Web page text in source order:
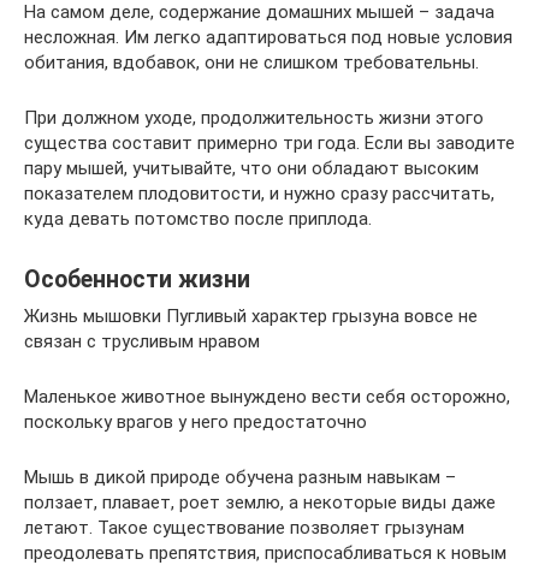
На самом деле, содержание домашних мышей – задача
несложная. Им легко адаптироваться под новые условия
обитания, вдобавок, они не слишком требовательны.
При должном уходе, продолжительность жизни этого
существа составит примерно три года. Если вы заводите
пару мышей, учитывайте, что они обладают высоким
показателем плодовитости, и нужно сразу рассчитать,
куда девать потомство после приплода.
Особенности жизни
Жизнь мышовки Пугливый характер грызуна вовсе не
связан с трусливым нравом
Маленькое животное вынуждено вести себя осторожно,
поскольку врагов у него предостаточно
Мышь в дикой природе обучена разным навыкам –
ползает, плавает, роет землю, а некоторые виды даже
летают. Такое существование позволяет грызунам
преодолевать препятствия, приспосабливаться к новым